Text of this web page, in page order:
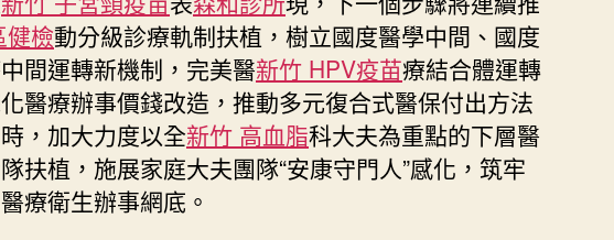
健檢動分級診療軌制扶植，樹立國度醫學中間、國度
間運轉新機制，完美醫新竹 HPV疫苗療結合體運轉
醫療辦事價錢改造，推動多元復合式醫保付出方法
，加大力度以全新竹 高血脂科大夫為重點的下層醫
扶植，施展家庭大夫團隊“安康守門人”感化，筑牢
療衛生辦事網底。